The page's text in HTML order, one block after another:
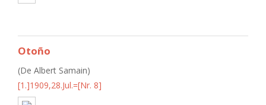
Otoño
(De Albert Samain)
[1.]1909,28.Jul.=[Nr. 8]